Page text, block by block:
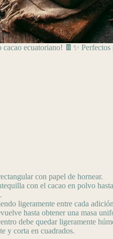
ecuatoriano! 🍫✨
con papel de hornear.
con el cacao en polvo
ligeramente entre cada
hasta obtener una masa
debe quedar ligeramente
y corta en cuadrados.